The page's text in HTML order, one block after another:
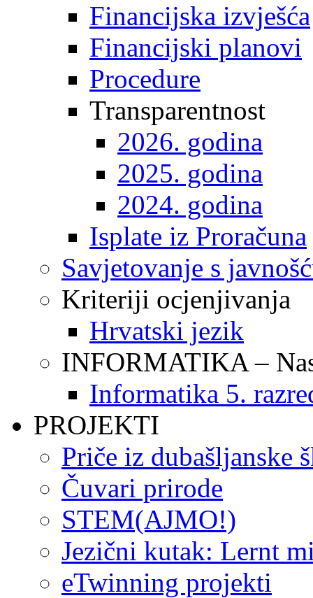
Financijska izvješća
Financijski planovi
Procedure
Transparentnost
2026. godina
2025. godina
2024. godina
Isplate iz Proračuna
Savjetovanje s
Kriteriji ocjenjivanja
Hrvatski jezik
INFORMATIKA –
Informatika 5.
PROJEKTI
Priče iz dubašljanske
Čuvari prirode
STEM(AJMO!)
Jezični kutak: Lernt
eTwinning projekti